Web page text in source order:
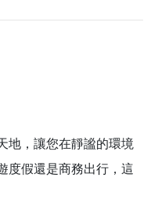
地，讓您在靜謐的環境
度假還是商務出行，這